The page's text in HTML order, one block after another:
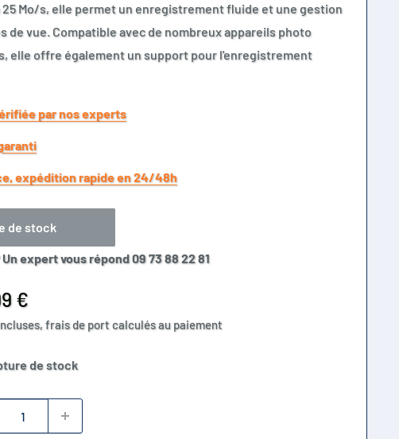
25 Mo/s, elle permet un enregistrement fluide et une gestion
de vue. Compatible avec de nombreux appareils photo
elle offre également un support pour l'enregistrement
par nos experts
expédition rapide en 24/48h
de stock
Un expert vous répond 09 73 88 22 81
€
frais de port calculés au paiement
de stock